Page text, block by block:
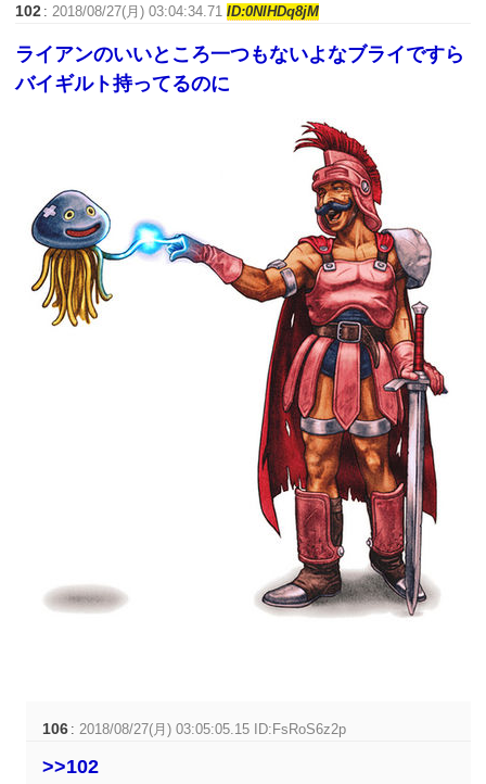
102 : 2018/08/27(月) 03:04:34.71ID:0NlHDq8jM
ライアンのいいところ一つもないよなブライですら
バイギルト持ってるのに
106 : 2018/08/27(月) 03:05:05.15 ID:FsRoS6z2p
>>102